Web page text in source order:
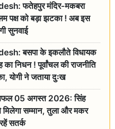
फतेहपुर मंदिर-मकबरा
पक्ष को बड़ा झटका ! अब इस
सुनवाई
बसपा के इकलौते विधायक
निधन ! पूर्वांचल की राजनीति
योगी ने जताया दुःख
05 अगस्त 2026: सिंह
मिलेगा सम्मान, तुला और मकर
सतर्क